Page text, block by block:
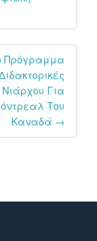
Πρόγραμμα
Για
Του
Καναδά →